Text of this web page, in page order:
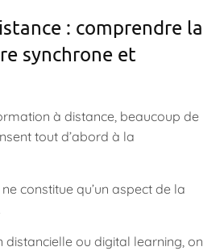
: comprendre la
synchrone et
à distance, beaucoup de
tout d’abord à la
constitue qu’un aspect de la
distancielle ou digital learning, on